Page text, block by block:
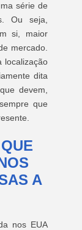
série de
Ou seja,
si, maior
mercado.
localização
dita
devem,
que
A
nos EUA